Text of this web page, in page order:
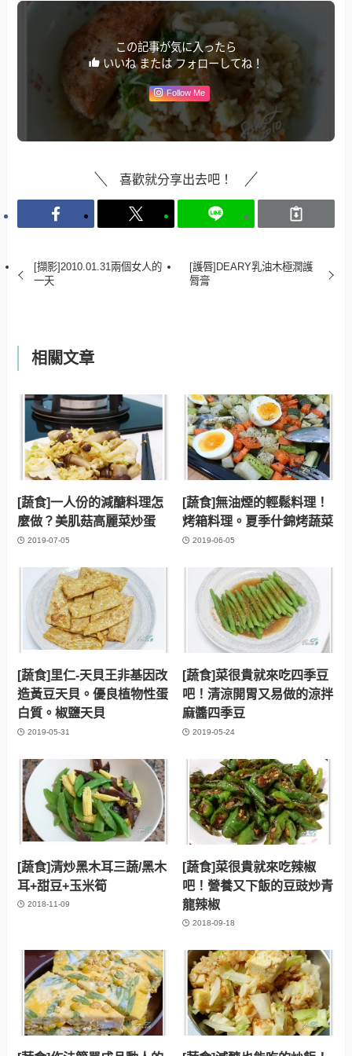
この記事が気に入ったら
いいね または フォローしてね！
Follow Me
喜歡就分享出去吧！
[擷影]2010.01.31兩個女人的
一天
[護唇]DEARY乳油木極潤護
脣膏
相關文章
[蔬食]一人份的減醣料理怎
麼做？美肌菇高麗菜炒蛋
2019-07-05
[蔬食]無油煙的輕鬆料理！
烤箱料理。夏季什錦烤蔬菜
2019-06-05
[蔬食]里仁-天貝王非基因改
造黃豆天貝。優良植物性蛋
白質。椒鹽天貝
2019-05-31
[蔬食]菜很貴就來吃四季豆
吧！清涼開胃又易做的涼拌
麻醬四季豆
2019-05-24
[蔬食]清炒黑木耳三蔬/黑木
耳+甜豆+玉米筍
2018-11-09
[蔬食]菜很貴就來吃辣椒
吧！營養又下飯的豆豉炒青
龍辣椒
2018-09-18